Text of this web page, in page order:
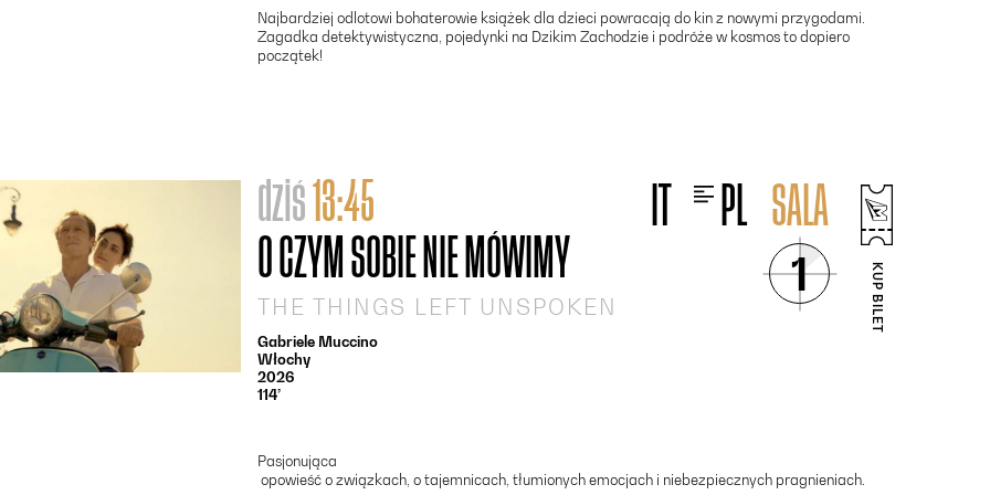
Najbardziej odlotowi bohaterowie książek dla dzieci powracają do kin z nowymi przygodami.
Zagadka detektywistyczna, pojedynki na Dzikim Zachodzie i podróże w kosmos to dopiero
początek!
dziś13:45
O CZYM SOBIE NIE MÓWIMY
THE THINGS LEFT UNSPOKEN
Gabriele Muccino
Włochy
2026
114’
PL SALA
1 OTWIERA SIĘ W NOWYM OKNIE - BILETY24KUP BILET
Pasjonująca
opowieść o związkach, o tajemnicach, tłumionych emocjach i niebezpiecznych pragnieniach.